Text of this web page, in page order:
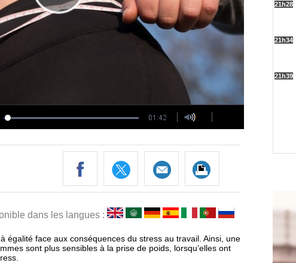
dans les langues :
égalité face aux conséquences du stress au travail. Ainsi, une
sont plus sensibles à la prise de poids, lorsqu’elles ont